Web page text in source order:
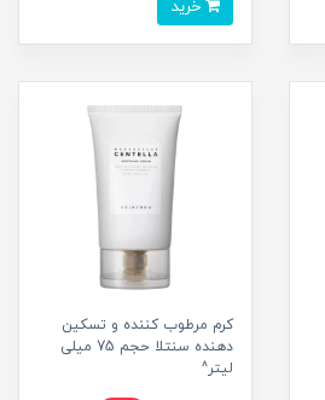
کرم مرطوب کننده و تسکین
دهنده سنتلا حجم 75 میلی
لیتر^